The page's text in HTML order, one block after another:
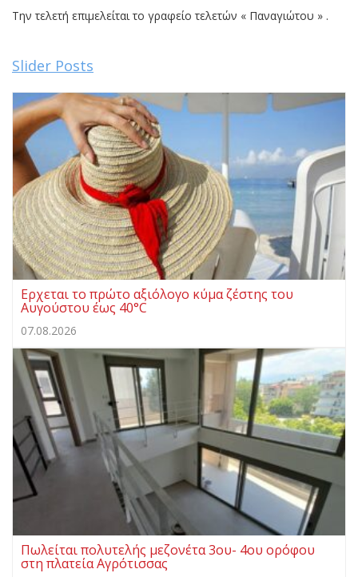
Την τελετή επιμελείται το γραφείο τελετών « Παναγιώτου » .
Slider Posts
Ερχεται το πρώτο αξιόλογο κύμα ζέστης του
Αυγούστου έως 40°C
07.08.2026
Πωλείται πολυτελής μεζονέτα 3ου- 4ου ορόφου
στη πλατεία Αγρότισσας